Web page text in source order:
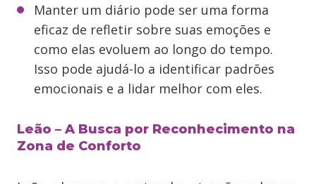
Manter um diário pode ser uma forma
eficaz de refletir sobre suas emoções e
como elas evoluem ao longo do tempo.
Isso pode ajudá-lo a identificar padrões
emocionais e a lidar melhor com eles.
Leão – A Busca por Reconhecimento na
Zona de Conforto